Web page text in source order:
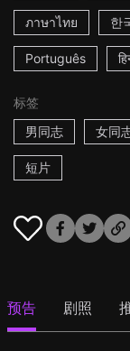
ภาษาไทย 한
Português
标签
男同志
女同
短片
预告 剧照